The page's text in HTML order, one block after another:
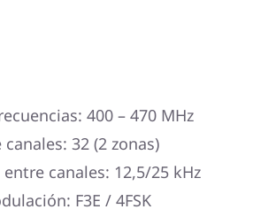
400 – 470 MHz
32 (2 zonas)
entre canales: 12,5/25 kHz
F3E / 4FSK